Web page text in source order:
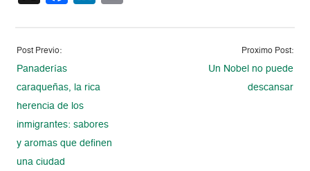
Post Previo:
Panaderías
caraqueñas, la rica
herencia de los
inmigrantes: sabores
y aromas que definen
una ciudad
Proximo Post:
Un Nobel no puede
descansar